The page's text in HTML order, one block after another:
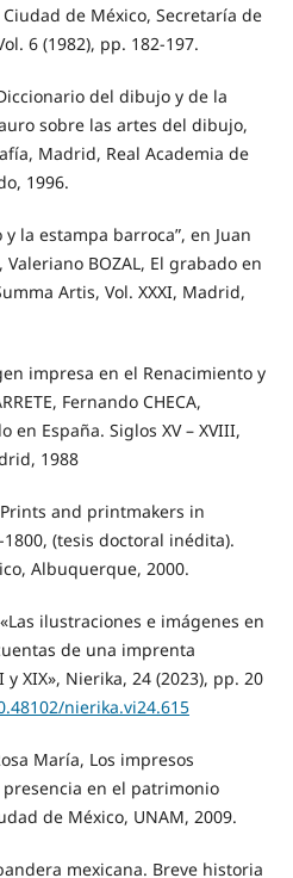
de México, Secretaría de
6 (1982), pp. 182-197.
del dibujo y de la
sobre las artes del dibujo,
Madrid, Real Academia de
1996.
y la estampa barroca”, en Juan
Valeriano BOZAL, El grabado en
Artis, Vol. XXXI, Madrid,
impresa en el Renacimiento y
Fernando CHECA,
en España. Siglos XV – XVIII,
1988
Prints and printmakers in
(tesis doctoral inédita).
Albuquerque, 2000.
«Las ilustraciones e imágenes en
de una imprenta
XIX», Nierika, 24 (2023), pp. 20
nierika.vi24.615
María, Los impresos
presencia en el patrimonio
de México, UNAM, 2009.
mexicana. Breve historia